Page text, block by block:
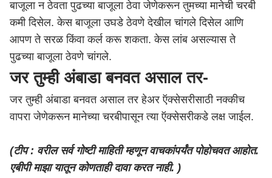
बाजूला न ठेवता पुढच्या बाजूला ठेवा जेणेकरून तुमच्या मानेची चरबी
कमी दिसेल. केस बाजूला उघडे ठेवणे देखील चांगले दिसेल आणि
आपण ते सरळ किंवा कर्ल करू शकता. केस लांब असल्यास ते
पुढच्या बाजूला ठेवणे चांगले.
जर तुम्ही अंबाडा बनवत असाल तर-
जर तुम्ही अंबाडा बनवत असाल तर हेअर ऍक्सेसरीसाठी नक्कीच
वापरा जेणेकरून मानेच्या चरबीपासून त्या ऍक्सेसरीकडे लक्ष जाईल.
(टीप : वरील सर्व गोष्टी माहिती म्हणून वाचकांपर्यंत पोहोचवत आहोत.
एबीपी माझा यातून कोणताही दावा करत नाही. )